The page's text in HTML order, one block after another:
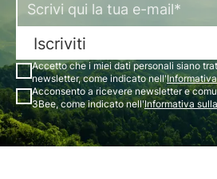
Iscriviti
Accetto che i miei dati personali siano
newsletter, come indicato nell'
Acconsento a ricevere newsletter e
3Bee, come indicato nell'Informativa